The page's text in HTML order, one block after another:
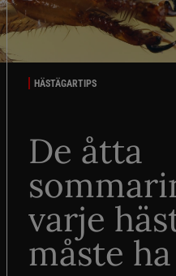
HÄSTÄGARTIPS
De åtta
varje
måste